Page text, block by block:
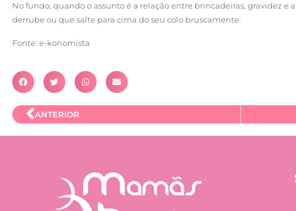
No fundo, quando o assunto é a relação entre brincadeiras, gravidez e
derrube ou que salte para cima do seu colo bruscamente.
Fonte: e-konomista
ANTERIOR